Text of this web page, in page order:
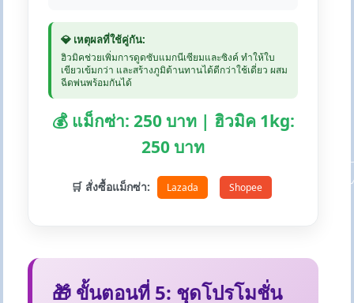
💎 เหตุผลที่ใช้คู่กัน:
ฮิวมิคช่วยเพิ่มการดูดซับแมกนีเซียมและซิงค์ ทำให้ใบ
เขียวเข้มกว่า และสร้างภูมิต้านทานได้ดีกว่าใช้เดี่ยว ผสม
ฉีดพ่นพร้อมกันได้
💰 แม็กซ่า: 250 บาท | ฮิวมิค 1kg:
250 บาท
🛒 สั่งซื้อแม็กซ่า: Lazada Shopee
🎁 ขั้นตอนที่ 5: ชุดโปรโมชั่น